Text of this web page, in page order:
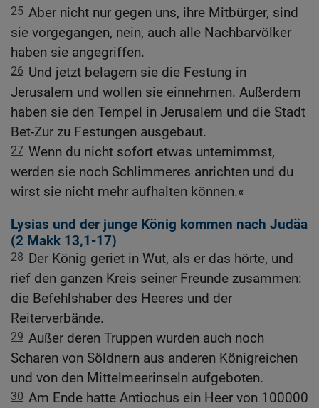
25 Aber nicht nur gegen uns, ihre Mitbürger, sind
sie vorgegangen, nein, auch alle Nachbarvölker
haben sie angegriffen.
26 Und jetzt belagern sie die Festung in
Jerusalem und wollen sie einnehmen. Außerdem
haben sie den Tempel in Jerusalem und die Stadt
Bet-Zur zu Festungen ausgebaut.
27 Wenn du nicht sofort etwas unternimmst,
werden sie noch Schlimmeres anrichten und du
wirst sie nicht mehr aufhalten können.«
Lysias und der junge König kommen nach Judäa
(2 Makk 13,1-17)
28 Der König geriet in Wut, als er das hörte, und
rief den ganzen Kreis seiner Freunde zusammen:
die Befehlshaber des Heeres und der
Reiterverbände.
29 Außer deren Truppen wurden auch noch
Scharen von Söldnern aus anderen Königreichen
und von den Mittelmeerinseln aufgeboten.
30 Am Ende hatte Antiochus ein Heer von 100000